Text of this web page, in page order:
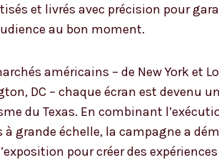
et livrés avec précision pour
au bon moment.
américains – de New York et
DC – chaque écran est devenu
du Texas. En combinant
à grande échelle, la campagne a
pour créer des